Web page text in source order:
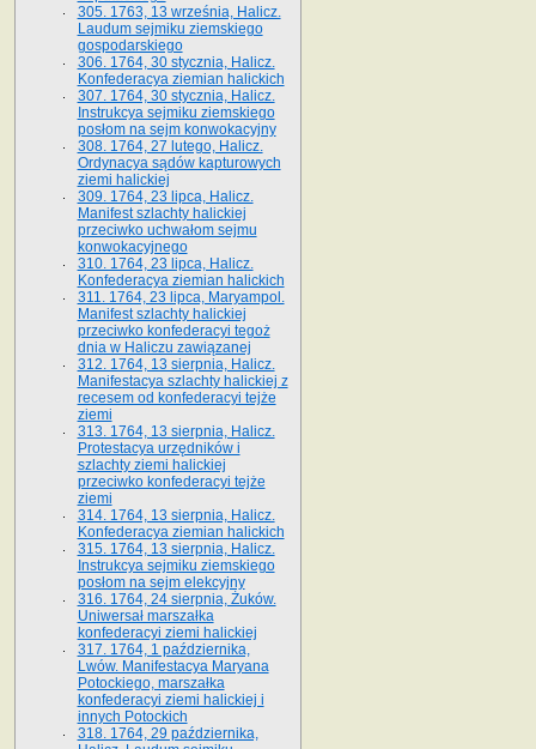
305. 1763, 13 września, Halicz.
Laudum sejmiku ziemskiego
gospodarskiego
306. 1764, 30 stycznia, Halicz.
Konfederacya ziemian halickich
307. 1764, 30 stycznia, Halicz.
Instrukcya sejmiku ziemskiego
posłom na sejm konwokacyjny
308. 1764, 27 lutego, Halicz.
Ordynacya sądów kapturowych
ziemi halickiej
309. 1764, 23 lipca, Halicz.
Manifest szlachty halickiej
przeciwko uchwałom sejmu
konwokacyjnego
310. 1764, 23 lipca, Halicz.
Konfederacya ziemian halickich
311. 1764, 23 lipca, Maryampol.
Manifest szlachty halickiej
przeciwko konfederacyi tegoż
dnia w Haliczu zawiązanej
312. 1764, 13 sierpnia, Halicz.
Manifestacya szlachty halickiej z
recesem od konfederacyi tejże
ziemi
313. 1764, 13 sierpnia, Halicz.
Protestacya urzędników i
szlachty ziemi halickiej
przeciwko konfederacyi tejże
ziemi
314. 1764, 13 sierpnia, Halicz.
Konfederacya ziemian halickich
315. 1764, 13 sierpnia, Halicz.
Instrukcya sejmiku ziemskiego
posłom na sejm elekcyjny
316. 1764, 24 sierpnia, Żuków.
Uniwersał marszałka
konfederacyi ziemi halickiej
317. 1764, 1 października,
Lwów. Manifestacya Maryana
Potockiego, marszałka
konfederacyi ziemi halickiej i
innych Potockich
318. 1764, 29 października,